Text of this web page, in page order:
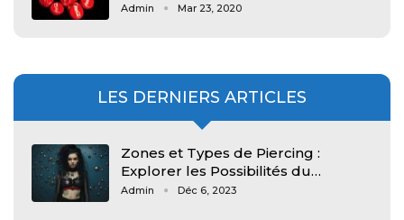
Admin Mar 23, 2020
LES DERNIERS ARTICLES
Zones et Types de Piercing :
Explorer les Possibilités du…
Admin Déc 6, 2023